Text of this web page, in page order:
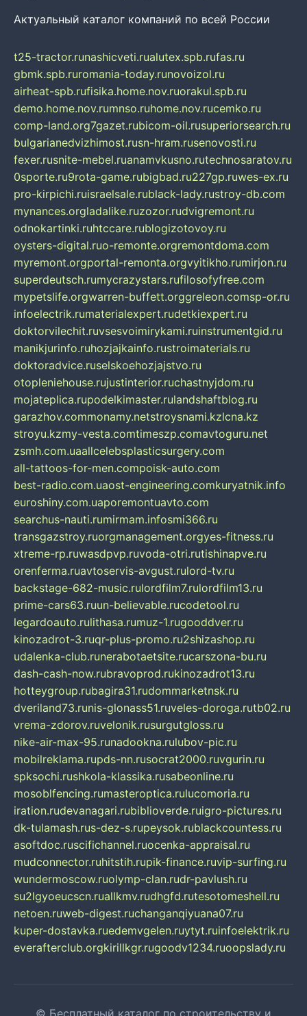
Актуальный каталог компаний по всей России
t25-tractor.runashicveti.rualutex.spb.rufas.ru
gbmk.spb.ruromania-today.runovoizol.ru
airheat-spb.rufisika.home.nov.ruorakul.spb.ru
demo.home.nov.rumnso.ruhome.nov.rucemko.ru
comp-land.org7gazet.rubicom-oil.rusuperiorsearch.ru
bulgarianedvizhimost.rusn-hram.rusenovosti.ru
fexer.rusnite-mebel.ruanamvkusno.rutechnosaratov.ru
0sporte.ru9rota-game.rubigbad.ru227gp.ruwes-ex.ru
pro-kirpichi.ruisraelsale.rublack-lady.rustroy-db.com
mynances.orgladalike.ruzozor.rudvigremont.ru
odnokartinki.ruhtccare.rublogizotovoy.ru
oysters-digital.ruo-remonte.orgremontdoma.com
myremont.orgportal-remonta.orgvyitikho.rumirjon.ru
superdeutsch.rumycrazystars.rufilosofyfree.com
mypetslife.orgwarren-buffett.orggreleon.comsp-or.ru
infoelectrik.rumaterialexpert.rudetkiexpert.ru
doktorvilechit.ruvsesvoimirykami.ruinstrumentgid.ru
manikjurinfo.ruhozjajkainfo.rustroimaterials.ru
doktoradvice.ruselskoehozjajstvo.ru
otopleniehouse.rujustinterior.ruchastnyjdom.ru
mojateplica.rupodelkimaster.rulandshaftblog.ru
garazhov.commonamy.netstroysnami.kzlcna.kz
stroyu.kzmy-vesta.comtimeszp.comavtoguru.net
zsmh.com.uaallcelebsplasticsurgery.com
all-tattoos-for-men.compoisk-auto.com
best-radio.com.uaost-engineering.comkuryatnik.info
euroshiny.com.uaporemontuavto.com
searchus-nauti.rumirmam.infosmi366.ru
transgazstroy.ruorgmanagement.orgyes-fitness.ru
xtreme-rp.ruwasdpvp.ruvoda-otri.rutishinapve.ru
orenferma.ruavtoservis-avgust.rulord-tv.ru
backstage-682-music.rulordfilm7.rulordfilm13.ru
prime-cars63.ruun-believable.rucodetool.ru
legardoauto.rulithasa.rumuz-1.rugooddver.ru
kinozadrot-3.ruqr-plus-promo.ru2shizashop.ru
udalenka-club.runerabotaetsite.rucarszona-bu.ru
dash-cash-now.rubravoprod.rukinozadrot13.ru
hotteygroup.rubagira31.rudommarketnsk.ru
dveriland73.runis-glonass51.ruveles-doroga.rutb02.ru
vrema-zdorov.ruvelonik.rusurgutgloss.ru
nike-air-max-95.runadookna.rulubov-pic.ru
mobilreklama.rupds-nn.rusocrat2000.ruvgurin.ru
spksochi.rushkola-klassika.rusabeonline.ru
mosoblfencing.rumasteroptica.rulucomoria.ru
iration.rudevanagari.rubiblioverde.ruigro-pictures.ru
dk-tulamash.rus-dez-s.rupeysok.rublackcountess.ru
asoftdoc.ruscifichannel.ruocenka-appraisal.ru
mudconnector.ruhitstih.rupik-finance.ruvip-surfing.ru
wundermoscow.ruolymp-clan.rudr-pavlush.ru
su2lgyoeucscn.ruallkmv.rudhgfd.rutesotomeshell.ru
netoen.ruweb-digest.ruchanganqiyuana07.ru
kuper-dostavka.ruedemvgelen.ruytyt.ruinfoelektrik.ru
everafterclub.orgkirillkgr.rugoodv1234.ruoopslady.ru
© Бесплатный каталог по строительству и